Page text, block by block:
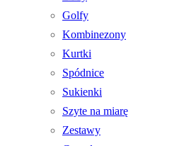
Golfy
Kombinezony
Kurtki
Spódnice
Sukienki
Szyte na miarę
Zestawy